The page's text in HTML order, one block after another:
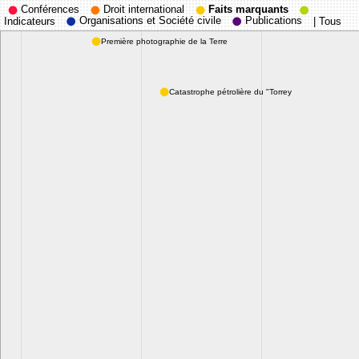
Conférences Droit international
Faits marquants
Indicateurs
Organisations et Société civile Publications Tous
Première photographie de la Terre
Catastrophe pétrolière du "Torrey